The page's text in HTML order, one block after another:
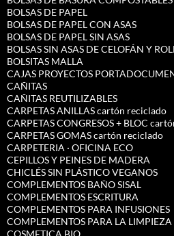
BOLSAS DE PAPEL
BOLSAS DE PAPEL CON ASAS
BOLSAS DE PAPEL SIN ASAS
BOLSAS SIN ASAS DE CELOFÁN Y
BOLSITAS MALLA
CAJAS PROYECTOS
CAÑITAS
CAÑITAS REUTILIZABLES
CARPETAS ANILLAS cartón reciclado
CARPETAS CONGRESOS + BLOC
CARPETAS GOMAS cartón reciclado
CARPETERIA · OFICINA ECO
CEPILLOS Y PEINES DE MADERA
CHICLÉS SIN PLÁSTICO VEGANOS
COMPLEMENTOS BAÑO SISAL
COMPLEMENTOS ESCRITURA
COMPLEMENTOS PARA INFUSIONES
COMPLEMENTOS PARA LA
COSMETICA BIO